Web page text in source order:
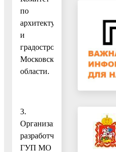
по
архитектуре
и
градостроительству
Московской
области.
3.
Организация-
разработчик:
ГУП МО